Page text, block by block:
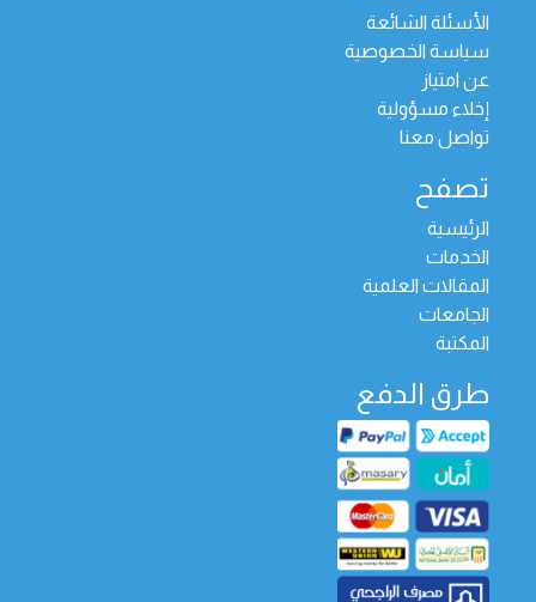
الأسئلة الشائعة
سياسة الخصوصية
عن امتياز
إخلاء مسؤولية
تواصل معنا
تصفح
الرئيسية
الخدمات
المقالات العلمية
الجامعات
المكتبة
طرق الدفع